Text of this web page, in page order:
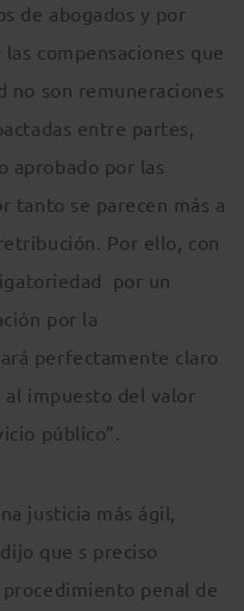
de abogados y por
compensaciones que
no son remuneraciones
entre partes,
aprobado por las
tanto se parecen más a
Por ello, con
por un
por la
perfectamente claro
al impuesto del valor
público”.
justicia más ágil,
que s preciso
penal de